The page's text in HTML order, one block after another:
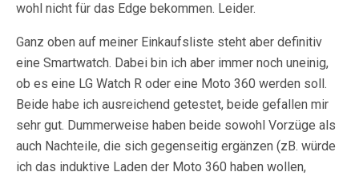
wohl nicht für das Edge bekommen. Leider.
Ganz oben auf meiner Einkaufsliste steht aber definitiv
eine Smartwatch. Dabei bin ich aber immer noch uneinig,
ob es eine LG Watch R oder eine Moto 360 werden soll.
Beide habe ich ausreichend getestet, beide gefallen mir
sehr gut. Dummerweise haben beide sowohl Vorzüge als
auch Nachteile, die sich gegenseitig ergänzen (zB. würde
ich das induktive Laden der Moto 360 haben wollen,